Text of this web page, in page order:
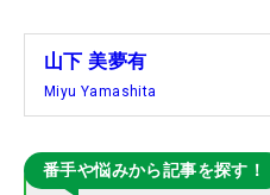
山下 美夢有
Miyu Yamashita
番手や悩みから記事を探す！